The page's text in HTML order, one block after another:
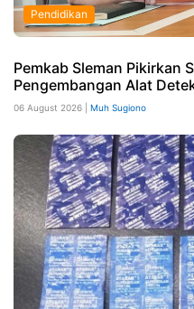
Pendidikan
Pemkab Sleman Pikirkan
Pengembangan Alat
06 August 2026 | Muh Sugiono